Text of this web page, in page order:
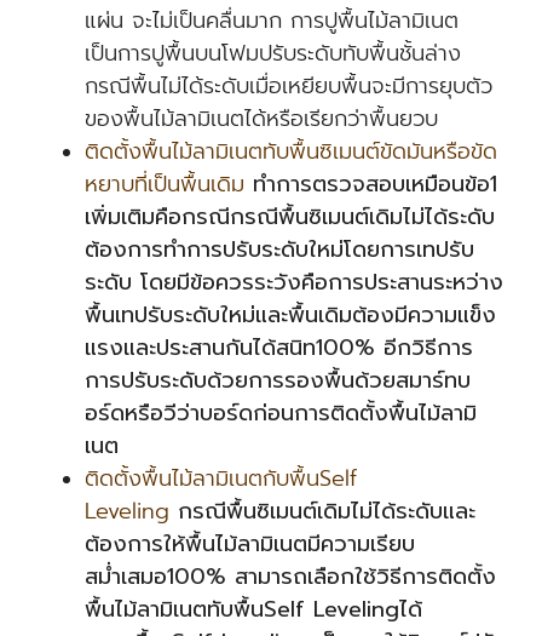
แผ่น จะไม่เป็นคลื่นมาก การปูพื้นไม้ลามิเนต
เป็นการปูพื้นบนโฟมปรับระดับทับพื้นชั้นล่าง
กรณีพื้นไม่ได้ระดับเมื่อเหยียบพื้นจะมีการยุบตัว
ของพื้นไม้ลามิเนตได้หรือเรียกว่าพื้นยวบ
ติดตั้งพื้นไม้ลามิเนตทับพื้นซิเมนต์ขัดมันหรือขัด
หยาบที่เป็นพื้นเดิม ทำการตรวจสอบเหมือนข้อ1
เพิ่มเติมคือกรณีกรณีพื้นซิเมนต์เดิมไม่ได้ระดับ
ต้องการทำการปรับระดับใหม่โดยการเทปรับ
ระดับ โดยมีข้อควรระวังคือการประสานระหว่าง
พื้นเทปรับระดับใหม่และพื้นเดิมต้องมีความแข็ง
แรงและประสานกันได้สนิท100% อีกวิธีการ
การปรับระดับด้วยการรองพื้นด้วยสมาร์ทบ
อร์ดหรือวีว่าบอร์ดก่อนการติดตั้งพื้นไม้ลามิ
เนต
ติดตั้งพื้นไม้ลามิเนตกับพื้นSelf
Leveling กรณีพื้นซิเมนต์เดิมไม่ได้ระดับและ
ต้องการให้พื้นไม้ลามิเนตมีความเรียบ
สม่ำเสมอ100% สามารถเลือกใช้วิธีการติดตั้ง
พื้นไม้ลามิเนตทับพื้นSelf Levelingได้